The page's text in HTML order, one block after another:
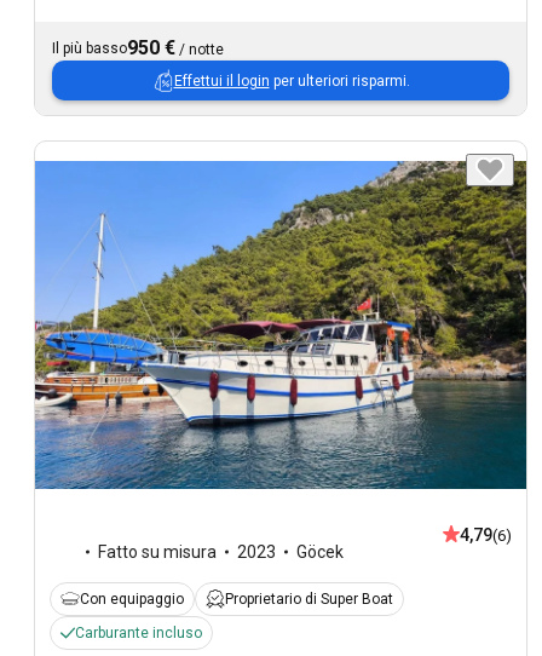
Il più basso950 € / notte
Effettui il login per ulteriori risparmi.
Fatto su misura 2023 Göcek
4,79(6)
Con equipaggio
Proprietario di Super Boat
Carburante incluso